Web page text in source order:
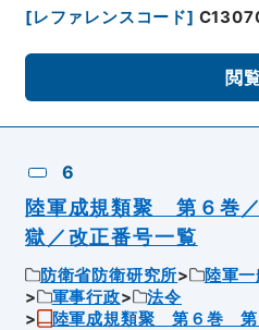
[レファレンスコード]
閲
6
陸軍成規類聚 第６巻
獄／改正番号一覧
防衛省防衛研究所 陸軍
軍事行政
法令
陸軍成規類聚 第６巻 第